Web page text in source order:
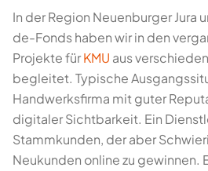
In der Region Neuenburger Jura
de-Fonds haben wir in den
Projekte fürKMU aus
begleitet. Typische
Handwerksfirma mit guter
digitaler Sichtbarkeit. Ein
Stammkunden, der aber
Neukunden online zu gewinnen.